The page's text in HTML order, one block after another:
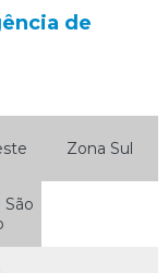
de
Zona Sul
São